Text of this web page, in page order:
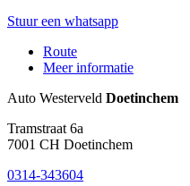
Stuur een whatsapp
Route
Meer informatie
Auto Westerveld Doetinchem
Tramstraat 6a
7001 CH Doetinchem
0314-343604